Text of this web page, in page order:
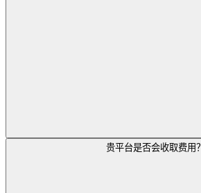
贵平台是否会收取费用？